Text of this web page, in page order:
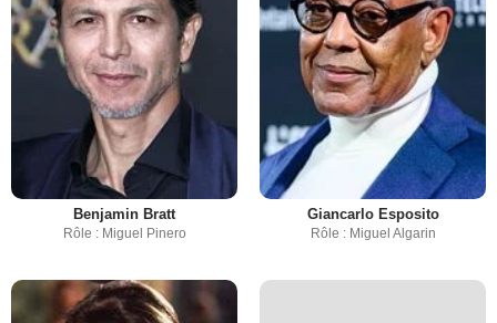
Benjamin Bratt
Rôle : Miguel Pinero
Giancarlo Esposito
Rôle : Miguel Algarin